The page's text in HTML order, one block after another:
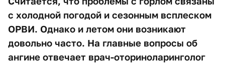
с холодной погодой и сезонным всплеском
ОРВИ. Однако и летом они возникают
довольно часто. На главные вопросы об
ангине отвечает врач-оториноларинголог